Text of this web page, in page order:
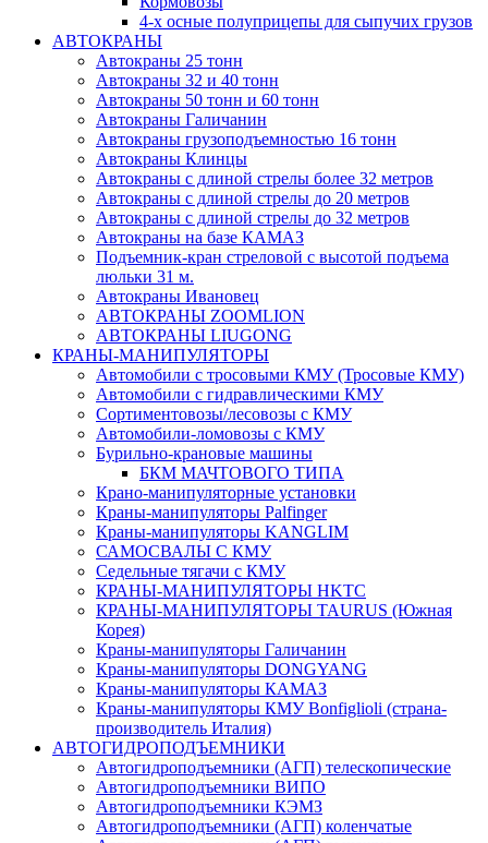
4-х осные полуприцепы для сыпучих грузов
АВТОКРАНЫ
Автокраны 25 тонн
Автокраны 32 и 40 тонн
Автокраны 50 тонн и 60 тонн
Автокраны Галичанин
Автокраны грузоподъемностью 16 тонн
Автокраны Клинцы
Автокраны с длиной стрелы более 32 метров
Автокраны с длиной стрелы до 20 метров
Автокраны с длиной стрелы до 32 метров
Автокраны на базе КАМАЗ
Подъемник-кран стреловой с высотой подъема
люльки 31 м.
Автокраны Ивановец
АВТОКРАНЫ ZOOMLION
АВТОКРАНЫ LIUGONG
КРАНЫ-МАНИПУЛЯТОРЫ
Автомобили с тросовыми КМУ (Тросовые КМУ)
Автомобили с гидравлическими КМУ
Сортиментовозы/лесовозы с КМУ
Автомобили-ломовозы с КМУ
Бурильно-крановые машины
БКМ МАЧТОВОГО ТИПА
Крано-манипуляторные установки
Краны-манипуляторы Palfinger
Краны-манипуляторы KANGLIM
САМОСВАЛЫ С КМУ
Седельные тягачи с КМУ
КРАНЫ-МАНИПУЛЯТОРЫ HKTC
КРАНЫ-МАНИПУЛЯТОРЫ TAURUS (Южная
Корея)
Краны-манипуляторы Галичанин
Краны-манипуляторы DONGYANG
Краны-манипуляторы КАМАЗ
Краны-манипуляторы КМУ Bonfiglioli (страна-
производитель Италия)
АВТОГИДРОПОДЪЕМНИКИ
Автогидроподъемники (АГП) телескопические
Автогидроподъемники ВИПО
Автогидроподъемники КЭМЗ
Автогидроподъемники (АГП) коленчатые